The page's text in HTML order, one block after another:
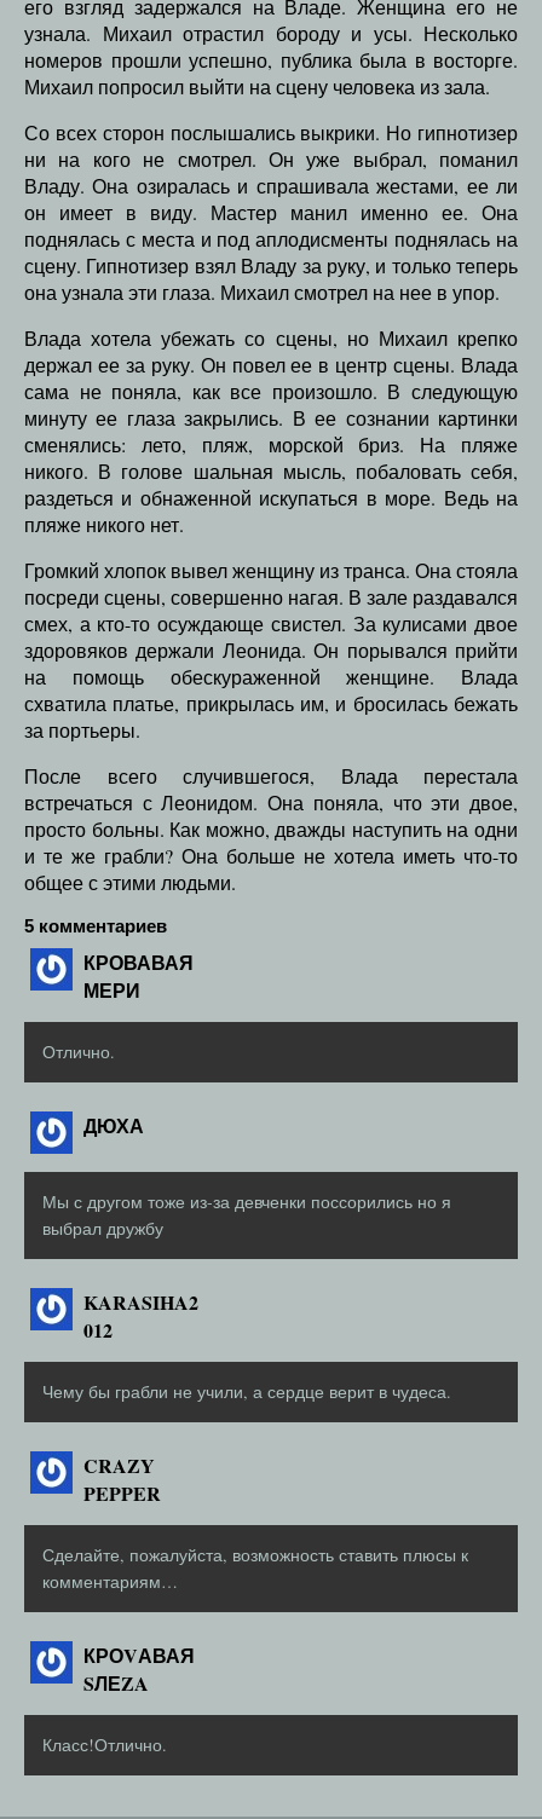
его взгляд задержался на Владе. Женщина его не
узнала. Михаил отрастил бороду и усы. Несколько
номеров прошли успешно, публика была в восторге.
Михаил попросил выйти на сцену человека из зала.
Со всех сторон послышались выкрики. Но гипнотизер
ни на кого не смотрел. Он уже выбрал, поманил
Владу. Она озиралась и спрашивала жестами, ее ли
он имеет в виду. Мастер манил именно ее. Она
поднялась с места и под аплодисменты поднялась на
сцену. Гипнотизер взял Владу за руку, и только теперь
она узнала эти глаза. Михаил смотрел на нее в упор.
Влада хотела убежать со сцены, но Михаил крепко
держал ее за руку. Он повел ее в центр сцены. Влада
сама не поняла, как все произошло. В следующую
минуту ее глаза закрылись. В ее сознании картинки
сменялись: лето, пляж, морской бриз. На пляже
никого. В голове шальная мысль, побаловать себя,
раздеться и обнаженной искупаться в море. Ведь на
пляже никого нет.
Громкий хлопок вывел женщину из транса. Она стояла
посреди сцены, совершенно нагая. В зале раздавался
смех, а кто-то осуждающе свистел. За кулисами двое
здоровяков держали Леонида. Он порывался прийти
на помощь обескураженной женщине. Влада
схватила платье, прикрылась им, и бросилась бежать
за портьеры.
После всего случившегося, Влада перестала
встречаться с Леонидом. Она поняла, что эти двое,
просто больны. Как можно, дважды наступить на одни
и те же грабли? Она больше не хотела иметь что-то
общее с этими людьми.
5 комментариев
КРОВАВАЯ
МЕРИ
Отлично.
ДЮХА
Мы с другом тоже из-за девченки поссорились но я
выбрал дружбу
KARASIHA2
012
Чему бы грабли не учили, а сердце верит в чудеса.
CRAZY
PEPPER
Сделайте, пожалуйста, возможность ставить плюсы к
комментариям…
КРОVАВАЯ
SЛЕZA
Класс!Отлично.